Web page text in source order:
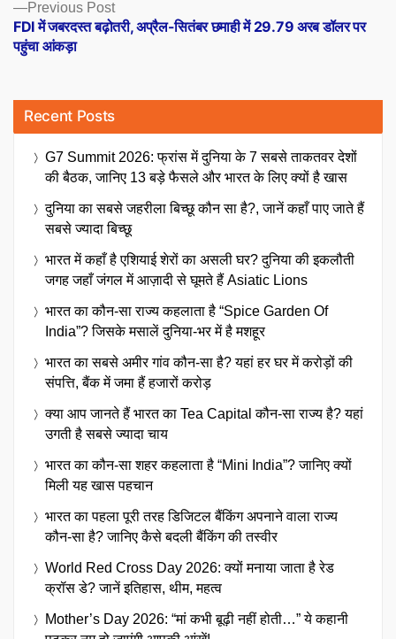
Previous PostPrevious
post:
FDI में जबरदस्त बढ़ोतरी, अप्रैल-सितंबर छमाही में 29.79 अरब डॉलर पर
पहुंचा आंकड़ा
Recent Posts
G7 Summit 2026: फ्रांस में दुनिया के 7 सबसे ताकतवर देशों
की बैठक, जानिए 13 बड़े फैसले और भारत के लिए क्यों है खास
दुनिया का सबसे जहरीला बिच्छू कौन सा है?, जानें कहाँ पाए जाते हैं
सबसे ज्यादा बिच्छू
भारत में कहाँ है एशियाई शेरों का असली घर? दुनिया की इकलौती
जगह जहाँ जंगल में आज़ादी से घूमते हैं Asiatic Lions
भारत का कौन-सा राज्य कहलाता है “Spice Garden Of
India”? जिसके मसालें दुनिया-भर में है मशहूर
भारत का सबसे अमीर गांव कौन-सा है? यहां हर घर में करोड़ों की
संपत्ति, बैंक में जमा हैं हजारों करोड़
क्या आप जानते हैं भारत का Tea Capital कौन-सा राज्य है? यहां
उगती है सबसे ज्यादा चाय
भारत का कौन-सा शहर कहलाता है “Mini India”? जानिए क्यों
मिली यह खास पहचान
भारत का पहला पूरी तरह डिजिटल बैंकिंग अपनाने वाला राज्य
कौन-सा है? जानिए कैसे बदली बैंकिंग की तस्वीर
World Red Cross Day 2026: क्यों मनाया जाता है रेड
क्रॉस डे? जानें इतिहास, थीम, महत्व
Mother’s Day 2026: “मां कभी बूढ़ी नहीं होती…” ये कहानी